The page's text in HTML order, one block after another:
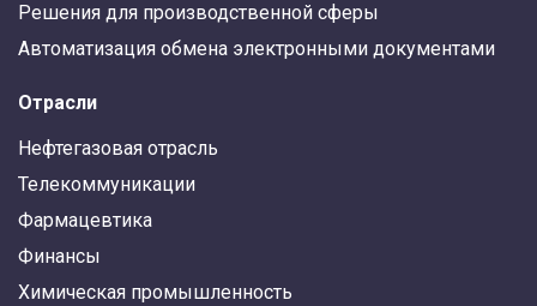
Решения для производственной сферы
Автоматизация обмена электронными документами
Отрасли
Нефтегазовая отрасль
Телекоммуникации
Фармацевтика
Финансы
Химическая промышленность